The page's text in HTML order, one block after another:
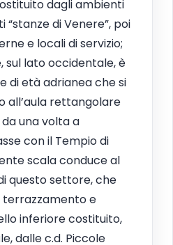
dagli ambienti
di Venere”, poi
e locali di servizio;
sul lato occidentale, è
di età adrianea che si
all’aula rettangolare
una volta a
con il Tempio di
scala conduce al
questo settore, che
terrazzamento e
inferiore costituito,
dalle c.d. Piccole